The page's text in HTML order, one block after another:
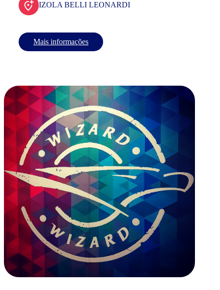
IZOLA BELLI LEONARDI
Mais informações